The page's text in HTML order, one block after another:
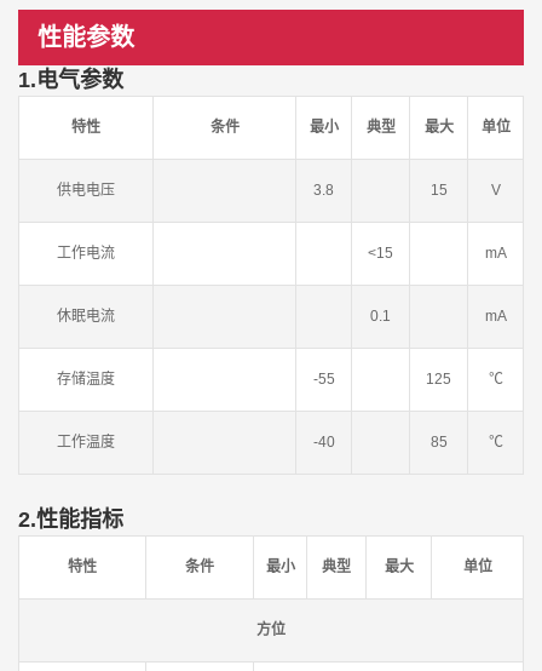
性能参数
1.电气参数
特性 条件 最小 典型 最大 单位
供电电压 3.8 15 V
工作电流 <15 mA
休眠电流 0.1 mA
存储温度 -55 125 ℃
工作温度 -40 85 ℃
2.性能指标
特性 条件 最小 典型 最大 单位
方位